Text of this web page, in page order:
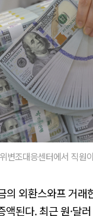
변조대응센터에서 직원
의 외환스와프 거래
액된다. 최근 원·달